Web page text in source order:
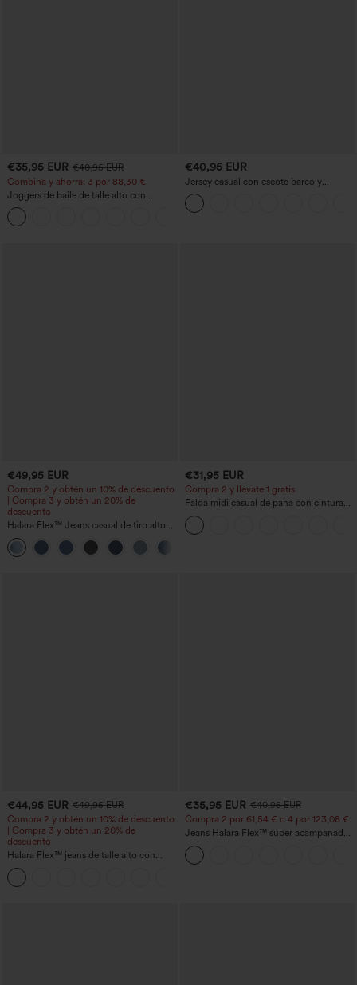
€35,95 EUR €40,95 EUR
Combina y ahorra: 3 por 88,30 €
Joggers de baile de talle alto con
cordón, fruncidos, corte cónico, secado
rápido, tacto fresco y bolsillos - UPF40+
€40,95 EUR
Jersey casual con escote barco y
mangas murciélago
€49,95 EUR
Compra 2 y obtén un 10% de descuento
| Compra 3 y obtén un 20% de
descuento
Halara Flex™ Jeans casual de tiro alto
con control abdominal, pernera ancha y
bolsillos
€31,95 EUR
Compra 2 y llévate 1 gratis
Falda midi casual de pana con cintura
media y bolsillo lateral frontal con
solapa
€44,95 EUR €49,95 EUR
Compra 2 y obtén un 10% de descuento
| Compra 3 y obtén un 20% de
descuento
Halara Flex™ jeans de talle alto con
bolsillos, dobladillo enrollado, pierna
ancha y efecto lavado, estilo casual
€35,95 EUR €40,95 EUR
Compra 2 por 61,54 € o 4 por 123,08 €.
Jeans Halara Flex™ súper acampanado
elástico lavado bolsillo cruzado tiro alto